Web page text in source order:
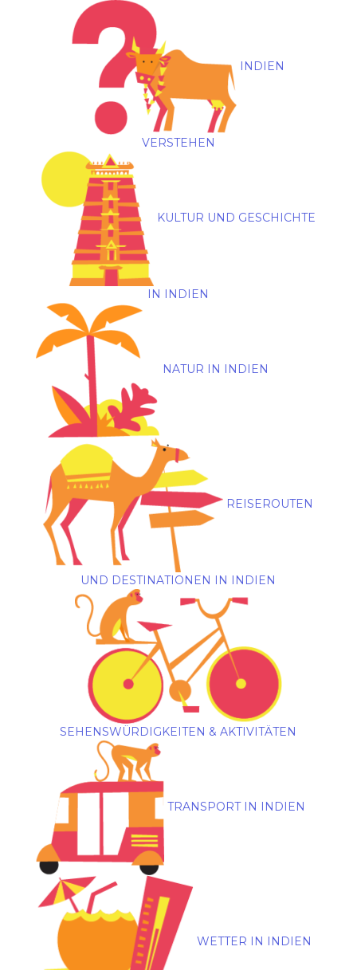
INDIEN
VERSTEHEN
KULTUR UND GESCHICHTE
IN INDIEN
NATUR IN INDIEN
REISEROUTEN
UND DESTINATIONEN IN INDIEN
SEHENSWÜRDIGKEITEN & AKTIVITÄTEN
TRANSPORT IN INDIEN
WETTER IN INDIEN